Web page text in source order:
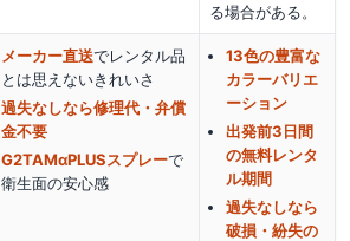
る場合がある。
メーカー直送でレンタル品
とは思えないきれいさ
過失なしなら修理代・弁償
金不要
G2TAMαPLUSスプレーで
衛生面の安心感
13色の豊富な
カラーバリエ
ーション
出発前3日間
の無料レンタ
ル期間
過失なしなら
破損・紛失の